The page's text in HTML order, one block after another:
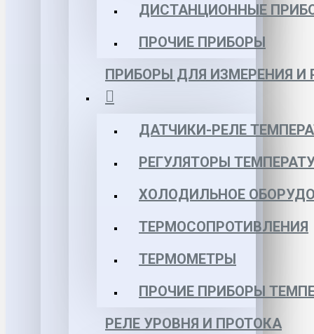
ДИСТАНЦИОННЫЕ
ПРОЧИЕ ПРИБОРЫ
ПРИБОРЫ ДЛЯ ИЗМЕРЕНИЯ И
ДАТЧИКИ-РЕЛЕ
РЕГУЛЯТОРЫ
ХОЛОДИЛЬНОЕ
ТЕРМОСОПРОТИВЛЕНИЯ
ТЕРМОМЕТРЫ
ПРОЧИЕ ПРИБОРЫ
РЕЛЕ УРОВНЯ И ПРОТОКА